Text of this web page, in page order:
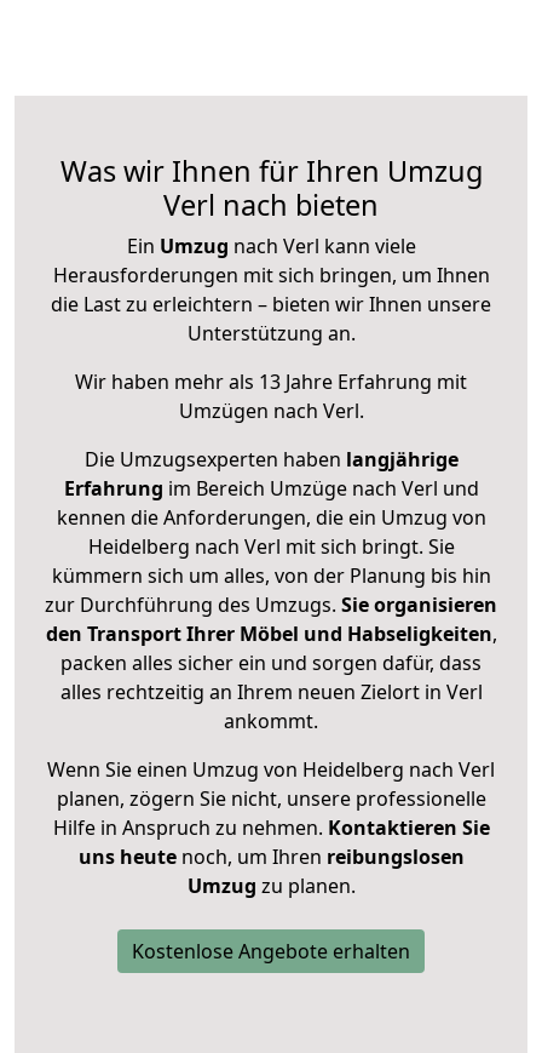
Was wir Ihnen für Ihren Umzug
Verl nach bieten
Ein Umzug nach Verl kann viele
Herausforderungen mit sich bringen, um Ihnen
die Last zu erleichtern – bieten wir Ihnen unsere
Unterstützung an.
Wir haben mehr als 13 Jahre Erfahrung mit
Umzügen nach Verl.
Die Umzugsexperten haben langjährige
Erfahrung im Bereich Umzüge nach Verl und
kennen die Anforderungen, die ein Umzug von
Heidelberg nach Verl mit sich bringt. Sie
kümmern sich um alles, von der Planung bis hin
zur Durchführung des Umzugs. Sie organisieren
den Transport Ihrer Möbel und Habseligkeiten,
packen alles sicher ein und sorgen dafür, dass
alles rechtzeitig an Ihrem neuen Zielort in Verl
ankommt.
Wenn Sie einen Umzug von Heidelberg nach Verl
planen, zögern Sie nicht, unsere professionelle
Hilfe in Anspruch zu nehmen. Kontaktieren Sie
uns heutenoch, um Ihren reibungslosen
Umzug zu planen.
Kostenlose Angebote erhalten